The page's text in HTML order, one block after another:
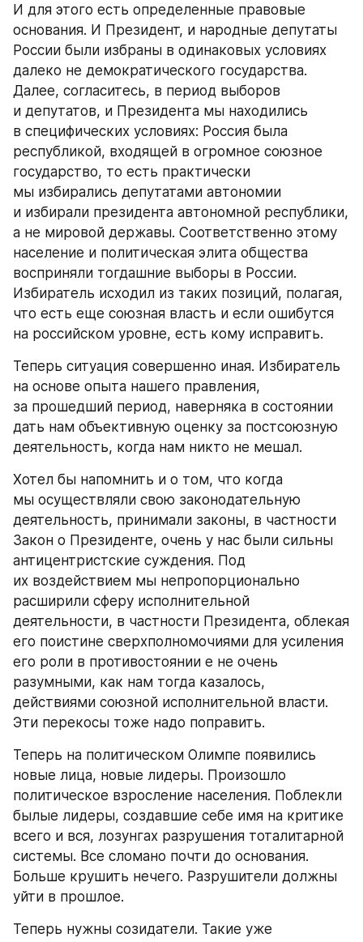
И для этого есть определенные правовые
основания. И Президент, и народные депутаты
России были избраны в одинаковых условиях
далеко не демократического государства.
Далее, согласитесь, в период выборов
и депутатов, и Президента мы находились
в специфических условиях: Россия была
республикой, входящей в огромное союзное
государство, то есть практически
мы избирались депутатами автономии
и избирали президента автономной республики,
а не мировой державы. Соответственно этому
население и политическая элита общества
восприняли тогдашние выборы в России.
Избиратель исходил из таких позиций, полагая,
что есть еще союзная власть и если ошибутся
на российском уровне, есть кому исправить.
Теперь ситуация совершенно иная. Избиратель
на основе опыта нашего правления,
за прошедший период, наверняка в состоянии
дать нам объективную оценку за постсоюзную
деятельность, когда нам никто не мешал.
Хотел бы напомнить и о том, что когда
мы осуществляли свою законодательную
деятельность, принимали законы, в частности
Закон о Президенте, очень у нас были сильны
антицентристские суждения. Под
их воздействием мы непропорционально
расширили сферу исполнительной
деятельности, в частности Президента, облекая
его поистине сверхполномочиями для усиления
его роли в противостоянии е не очень
разумными, как нам тогда казалось,
действиями союзной исполнительной власти.
Эти перекосы тоже надо поправить.
Теперь на политическом Олимпе появились
новые лица, новые лидеры. Произошло
политическое взросление населения. Поблекли
былые лидеры, создавшие себе имя на критике
всего и вся, лозунгах разрушения тоталитарной
системы. Все сломано почти до основания.
Больше крушить нечего. Разрушители должны
уйти в прошлое.
Теперь нужны созидатели. Такие уже